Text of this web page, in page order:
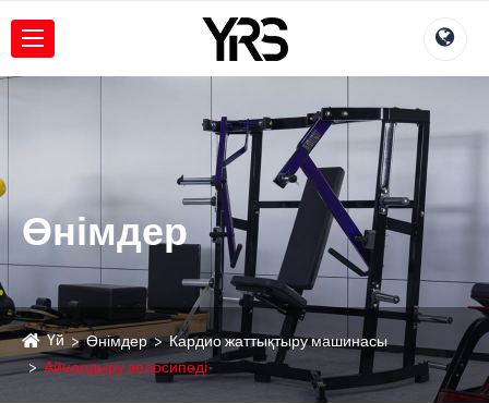
Өнімдер
Үй Өнімдер
Кардио жаттықтыру машинасы
Айналдыру велосипеді